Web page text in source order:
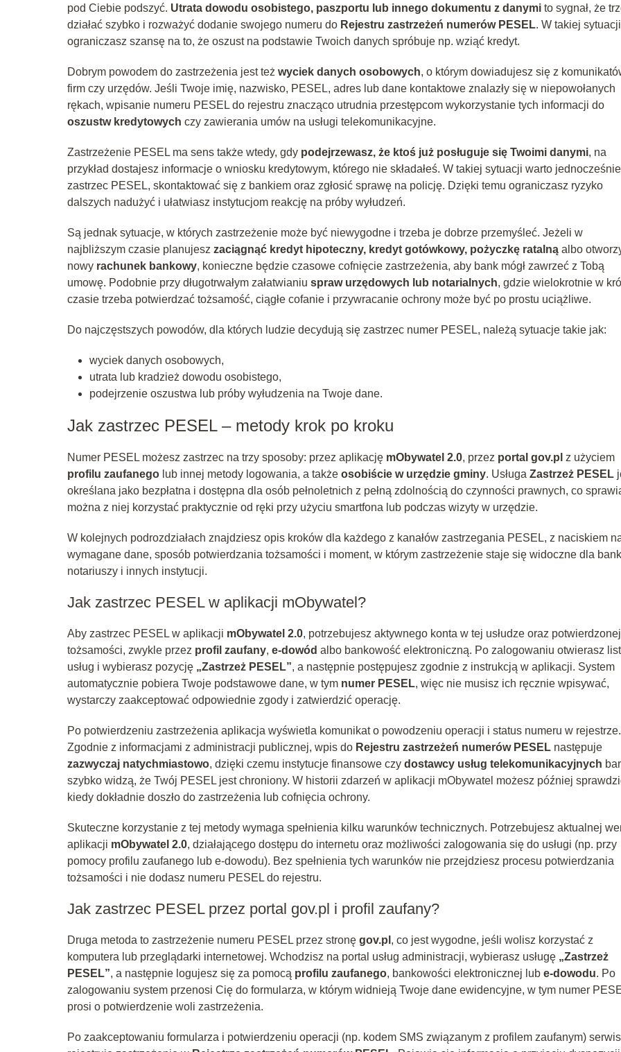
pod Ciebie podszyć. Utrata dowodu osobistego, paszportu lub innego dokumentu z danymi to sygnał, że
działać szybko i rozważyć dodanie swojego numeru do Rejestru zastrzeżeń numerów PESEL. W takiej sytuacji
ograniczasz szansę na to, że oszust na podstawie Twoich danych spróbuje np. wziąć kredyt.
Dobrym powodem do zastrzeżenia jest też wyciek danych osobowych, o którym dowiadujesz się z
firm czy urzędów. Jeśli Twoje imię, nazwisko, PESEL, adres lub dane kontaktowe znalazły się w niepowołanych
rękach, wpisanie numeru PESEL do rejestru znacząco utrudnia przestępcom wykorzystanie tych informacji do
oszustw kredytowych czy zawierania umów na usługi telekomunikacyjne.
Zastrzeżenie PESEL ma sens także wtedy, gdy podejrzewasz, że ktoś już posługuje się Twoimi danymi, na
przykład dostajesz informacje o wniosku kredytowym, którego nie składałeś. W takiej sytuacji warto jednocześnie
zastrzec PESEL, skontaktować się z bankiem oraz zgłosić sprawę na policję. Dzięki temu ograniczasz ryzyko
dalszych nadużyć i ułatwiasz instytucjom reakcję na próby wyłudzeń.
Są jednak sytuacje, w których zastrzeżenie może być niewygodne i trzeba je dobrze przemyśleć. Jeżeli w
najbliższym czasie planujesz zaciągnąć kredyt hipoteczny, kredyt gotówkowy, pożyczkę ratalną albo
nowy rachunek bankowy, konieczne będzie czasowe cofnięcie zastrzeżenia, aby bank mógł zawrzeć z Tobą
umowę. Podobnie przy długotrwałym załatwianiu spraw urzędowych lub notarialnych, gdzie wielokrotnie w
czasie trzeba potwierdzać tożsamość, ciągłe cofanie i przywracanie ochrony może być po prostu uciążliwe.
Do najczęstszych powodów, dla których ludzie decydują się zastrzec numer PESEL, należą sytuacje takie jak:
wyciek danych osobowych,
utrata lub kradzież dowodu osobistego,
podejrzenie oszustwa lub próby wyłudzenia na Twoje dane.
Jak zastrzec PESEL – metody krok po kroku
Numer PESEL możesz zastrzec na trzy sposoby: przez aplikację mObywatel 2.0, przez portal gov.pl z użyciem
profilu zaufanego lub innej metody logowania, a także osobiście w urzędzie gminy. Usługa Zastrzeż PESEL
określana jako bezpłatna i dostępna dla osób pełnoletnich z pełną zdolnością do czynności prawnych, co
można z niej korzystać praktycznie od ręki przy użyciu smartfona lub podczas wizyty w urzędzie.
W kolejnych podrozdziałach znajdziesz opis kroków dla każdego z kanałów zastrzegania PESEL, z naciskiem
wymagane dane, sposób potwierdzania tożsamości i moment, w którym zastrzeżenie staje się widoczne dla
notariuszy i innych instytucji.
Jak zastrzec PESEL w aplikacji mObywatel?
Aby zastrzec PESEL w aplikacji mObywatel 2.0, potrzebujesz aktywnego konta w tej usłudze oraz potwierdzonej
tożsamości, zwykle przez profil zaufany, e-dowód albo bankowość elektroniczną. Po zalogowaniu otwierasz
usług i wybierasz pozycję „Zastrzeż PESEL”, a następnie postępujesz zgodnie z instrukcją w aplikacji. System
automatycznie pobiera Twoje podstawowe dane, w tym numer PESEL, więc nie musisz ich ręcznie wpisywać,
wystarczy zaakceptować odpowiednie zgody i zatwierdzić operację.
Po potwierdzeniu zastrzeżenia aplikacja wyświetla komunikat o powodzeniu operacji i status numeru w rejestrze.
Zgodnie z informacjami z administracji publicznej, wpis do Rejestru zastrzeżeń numerów PESEL następuje
zazwyczaj natychmiastowo, dzięki czemu instytucje finansowe czy dostawcy usług telekomunikacyjnych
szybko widzą, że Twój PESEL jest chroniony. W historii zdarzeń w aplikacji mObywatel możesz później
kiedy dokładnie doszło do zastrzeżenia lub cofnięcia ochrony.
Skuteczne korzystanie z tej metody wymaga spełnienia kilku warunków technicznych. Potrzebujesz aktualnej
aplikacji mObywatel 2.0, działającego dostępu do internetu oraz możliwości zalogowania się do usługi (np. przy
pomocy profilu zaufanego lub e-dowodu). Bez spełnienia tych warunków nie przejdziesz procesu potwierdzania
tożsamości i nie dodasz numeru PESEL do rejestru.
Jak zastrzec PESEL przez portal gov.pl i profil zaufany?
Druga metoda to zastrzeżenie numeru PESEL przez stronę gov.pl , co jest wygodne, jeśli wolisz korzystać z
komputera lub przeglądarki internetowej. Wchodzisz na portal usług administracji, wybierasz usługę „Zastrzeż
PESEL”, a następnie logujesz się za pomocą profilu zaufanego, bankowości elektronicznej lub e-dowodu. Po
zalogowaniu system przenosi Cię do formularza, w którym widnieją Twoje dane ewidencyjne, w tym numer
prosi o potwierdzenie woli zastrzeżenia.
Po zaakceptowaniu formularza i potwierdzeniu operacji (np. kodem SMS związanym z profilem zaufanym) serwis